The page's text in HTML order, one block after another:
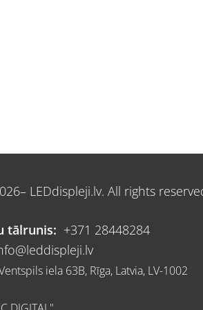
LEDdispleji.lv. All rights
tālrunis: +371 28448284
iela 63B, Rīga, Latvia, LV-1002